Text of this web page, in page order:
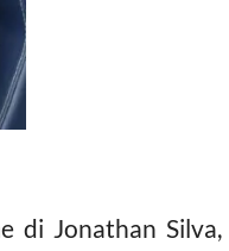
di Jonathan Silva,